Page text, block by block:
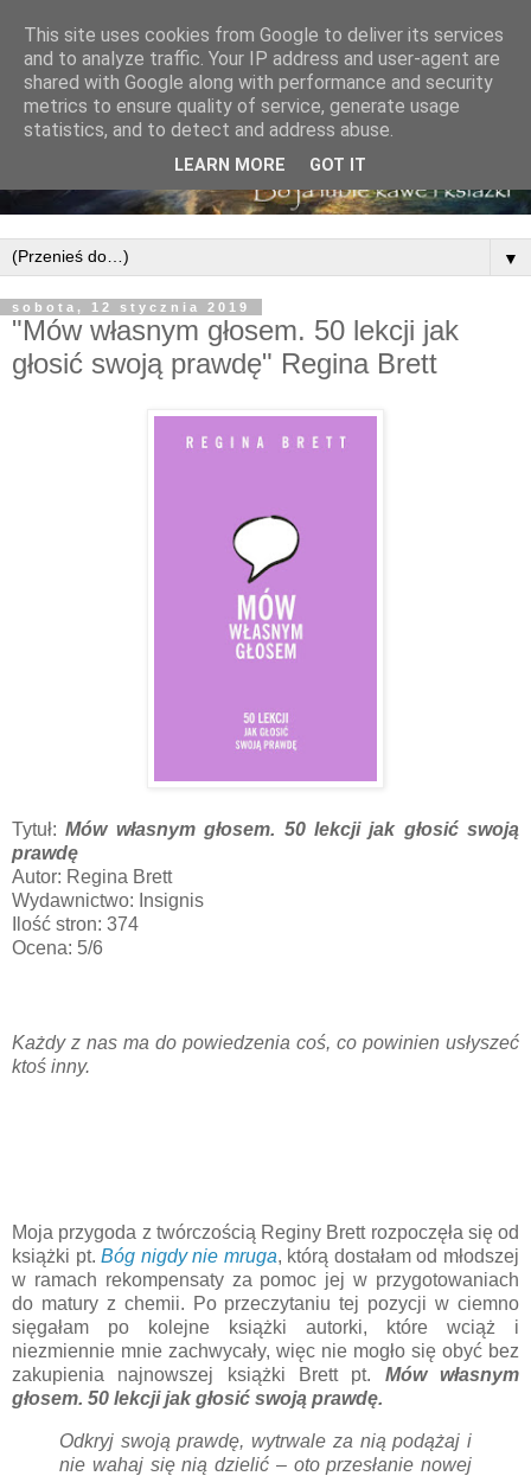
▼
sobota, 12 stycznia 2019
"Mów własnym głosem. 50 lekcji jak
głosić swoją prawdę" Regina Brett
Tytuł:Mów własnym głosem. 50 lekcji jak głosić swoją
prawdę
Autor: Regina Brett
Wydawnictwo: Insignis
Ilość stron: 374
Ocena: 5/6
Każdy z nas ma do powiedzenia coś, co powinien usłyszeć
ktoś inny.
Moja przygoda z twórczością Reginy Brett rozpoczęła się od
książki pt.Bóg nigdy nie mruga, którą dostałam od młodszej
w ramach rekompensaty za pomoc jej w przygotowaniach
do matury z chemii. Po przeczytaniu tej pozycji w ciemno
sięgałam po kolejne książki autorki, które wciąż i
niezmiennie mnie zachwycały, więc nie mogło się obyć bez
zakupienia najnowszej książki Brett pt. Mów własnym
głosem. 50 lekcji jak głosić swoją prawdę.
Odkryj swoją prawdę, wytrwale za nią podążaj i
nie wahaj się nią dzielić – oto przesłanie nowej
This site uses cookies from Google to deliver its services
and to analyze traffic. Your IP address and user-agent are
shared with Google along with performance and security
metrics to ensure quality of service, generate usage
statistics, and to detect and address abuse.
LEARN MORE GOT IT